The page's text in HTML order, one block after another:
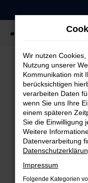
Zum
springen
FEHLER:
Beim Laden ist
Hier sind ein paar
Überprüfe
Suchmaschine?
Wir nutzen
Nutzung unserer
Kommunikation mit
berücksichtigen
verarbeiten Daten
wenn Sie uns Ihre
einem späteren
Sie die Einwilligung
Weitere
Datenverarbeitung
Impressum
Folgende Kategorien